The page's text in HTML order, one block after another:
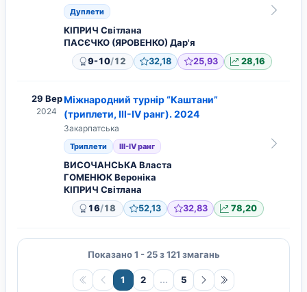
Дуплети
КІПРИЧ Світлана
ПАСЄЧКО (ЯРОВЕНКО) Дар'я
9-10/12 32,18 25,93 28,16
29 Вер
2024
Міжнародний турнір “Каштани”
(триплети, ІІІ-IV ранг). 2024
Закарпатська
Триплети ІІІ-IV ранг
ВИСОЧАНСЬКА Власта
ГОМЕНЮК Вероніка
КІПРИЧ Світлана
16/18 52,13 32,83 78,20
Показано 1 - 25 з 121 змагань
1 2 ... 5